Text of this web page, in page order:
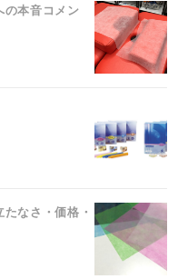
の本音コメン
なさ・価格・